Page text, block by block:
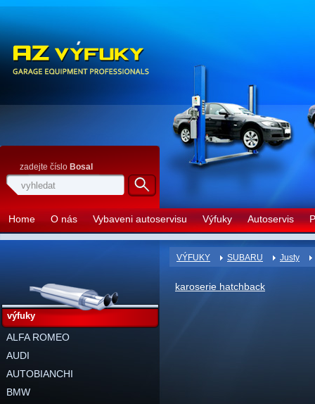
Home O nás Vybaveni autoservisu Výfuky Autoservis
zadejte číslo Bosal
VÝFUKY SUBARU Justy
karoserie hatchback
výfuky
ALFA ROMEO
AUDI
AUTOBIANCHI
BMW